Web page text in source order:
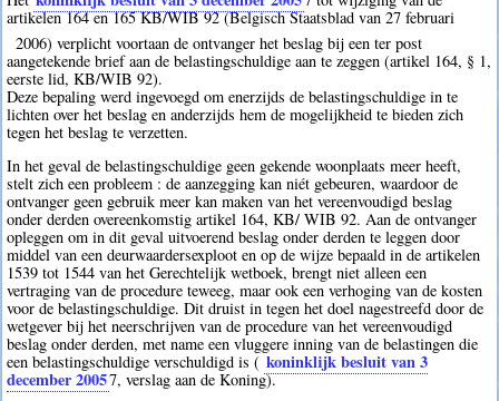
artikelen 164 en 165 KB/WIB 92 (Belgisch Staatsblad van 27 februari
2006) verplicht voortaan de ontvanger het beslag bij een ter post
aangetekende brief aan de belastingschuldige aan te zeggen (artikel 164, § 1,
eerste lid, KB/WIB 92).
Deze bepaling werd ingevoegd om enerzijds de belastingschuldige in te
lichten over het beslag en anderzijds hem de mogelijkheid te bieden zich
tegen het beslag te verzetten.
In het geval de belastingschuldige geen gekende woonplaats meer heeft,
stelt zich een probleem : de aanzegging kan niét gebeuren, waardoor de
ontvanger geen gebruik meer kan maken van het vereenvoudigd beslag
onder derden overeenkomstig artikel 164, KB/ WIB 92. Aan de ontvanger
opleggen om in dit geval uitvoerend beslag onder derden te leggen door
middel van een deurwaardersexploot en op de wijze bepaald in de artikelen
1539 tot 1544 van het Gerechtelijk wetboek, brengt niet alleen een
vertraging van de procedure teweeg, maar ook een verhoging van de kosten
voor de belastingschuldige. Dit druist in tegen het doel nagestreefd door de
wetgever bij het neerschrijven van de procedure van het vereenvoudigd
beslag onder derden, met name een vluggere inning van de belastingen die
een belastingschuldige verschuldigd is ( koninklijk besluit van 3
december 20057, verslag aan de Koning).